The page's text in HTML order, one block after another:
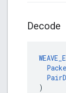
Decode
)